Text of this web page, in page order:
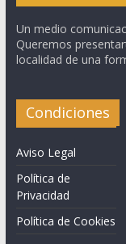
Un medio
Queremos
localidad de una
Condiciones
Aviso Legal
Política de
Privacidad
Política de Cookies